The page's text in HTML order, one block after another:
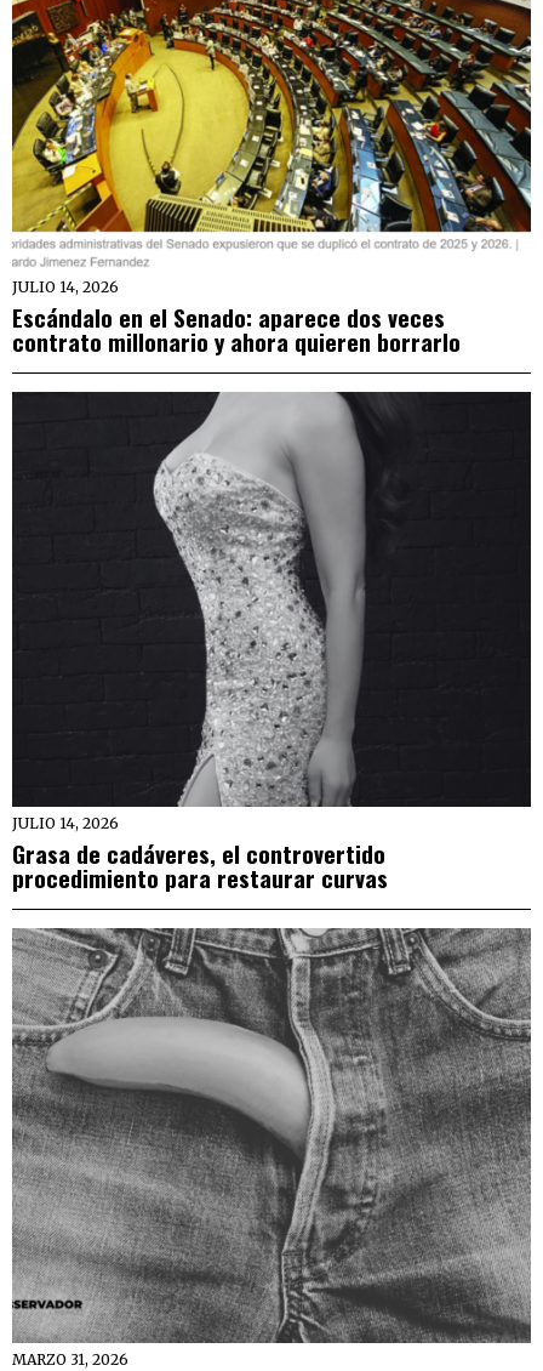
JULIO 14, 2026
Escándalo en el Senado: aparece dos veces
contrato millonario y ahora quieren borrarlo
JULIO 14, 2026
Grasa de cadáveres, el controvertido
procedimiento para restaurar curvas
MARZO 31, 2026